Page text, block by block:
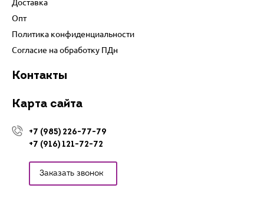
Доставка
Опт
Политика конфиденциальности
Согласие на обработку ПДн
Контакты
Карта сайта
+7 (985) 226-77-79
+7 (916) 121-72-72
Заказать звонок